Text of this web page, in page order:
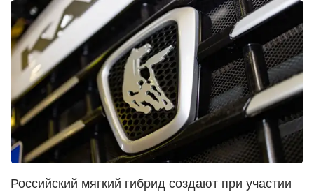
Российский мягкий гибрид создают при участии